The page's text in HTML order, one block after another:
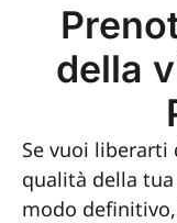
della
Se vuoi
qualità della
modo